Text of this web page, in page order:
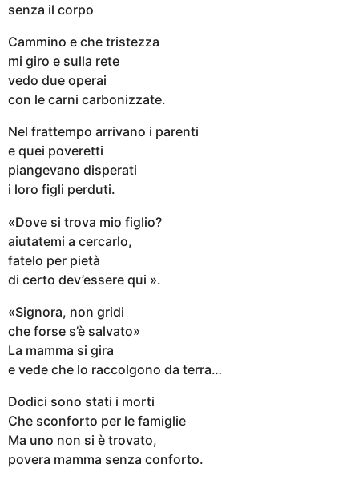
senza il corpo
Cammino e che tristezza
mi giro e sulla rete
vedo due operai
con le carni carbonizzate.
Nel frattempo arrivano i parenti
e quei poveretti
piangevano disperati
i loro figli perduti.
«Dove si trova mio figlio?
aiutatemi a cercarlo,
fatelo per pietà
di certo dev’essere qui ».
«Signora, non gridi
che forse s’è salvato»
La mamma si gira
e vede che lo raccolgono da terra…
Dodici sono stati i morti
Che sconforto per le famiglie
Ma uno non si è trovato,
povera mamma senza conforto.